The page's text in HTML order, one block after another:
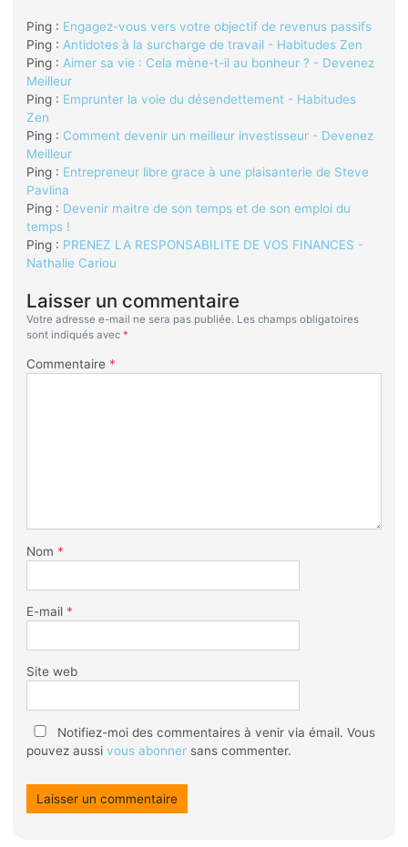
Ping : Engagez-vous vers votre objectif de revenus passifs
Ping : Antidotes à la surcharge de travail - Habitudes Zen
Ping : Aimer sa vie : Cela mène-t-il au bonheur ? - Devenez
Meilleur
Ping : Emprunter la voie du désendettement - Habitudes
Zen
Ping : Comment devenir un meilleur investisseur - Devenez
Meilleur
Ping : Entrepreneur libre grace à une plaisanterie de Steve
Pavlina
Ping : Devenir maitre de son temps et de son emploi du
temps !
Ping : PRENEZ LA RESPONSABILITE DE VOS FINANCES -
Nathalie Cariou
Laisser un commentaire
Votre adresse e-mail ne sera pas publiée. Les champs obligatoires
sont indiqués avec *
Commentaire *
Nom *
E-mail *
Site web
Notifiez-moi des commentaires à venir via émail. Vous
pouvez aussi vous abonnersans commenter.